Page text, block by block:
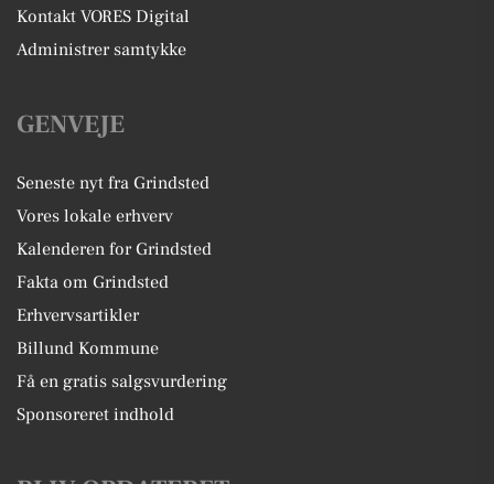
Kontakt VORES Digital
Administrer samtykke
GENVEJE
Seneste nyt fra Grindsted
Vores lokale erhverv
Kalenderen for Grindsted
Fakta om Grindsted
Erhvervsartikler
Billund Kommune
Få en gratis salgsvurdering
Sponsoreret indhold